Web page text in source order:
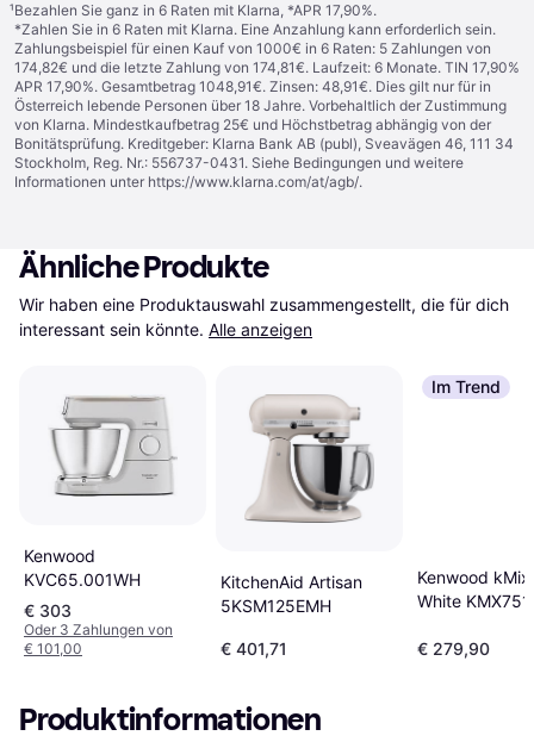
¹Bezahlen Sie ganz in 6 Raten mit Klarna, *APR 17,90%.
*Zahlen Sie in 6 Raten mit Klarna. Eine Anzahlung kann erforderlich sein.
Zahlungsbeispiel für einen Kauf von 1000€ in 6 Raten: 5 Zahlungen von
174,82€ und die letzte Zahlung von 174,81€. Laufzeit: 6 Monate. TIN 17,90%
APR 17,90%. Gesamtbetrag 1048,91€. Zinsen: 48,91€. Dies gilt nur für in
Österreich lebende Personen über 18 Jahre. Vorbehaltlich der Zustimmung
von Klarna. Mindestkaufbetrag 25€ und Höchstbetrag abhängig von der
Bonitätsprüfung. Kreditgeber: Klarna Bank AB (publ), Sveavägen 46, 111 34
Stockholm, Reg. Nr.: 556737-0431. Siehe Bedingungen und weitere
Informationen unter https://www.klarna.com/at/agb/.
Ähnliche Produkte
Wir haben eine Produktauswahl zusammengestellt, die für dich
interessant sein könnte. Alle anzeigen
Kenwood
KVC65.001WH
€ 303
Oder 3 Zahlungen von
€ 101,00
KitchenAid Artisan
5KSM125EMH
€ 401,71
Im Trend
Kenwood kMix
White
€ 279,90
Produktinformationen